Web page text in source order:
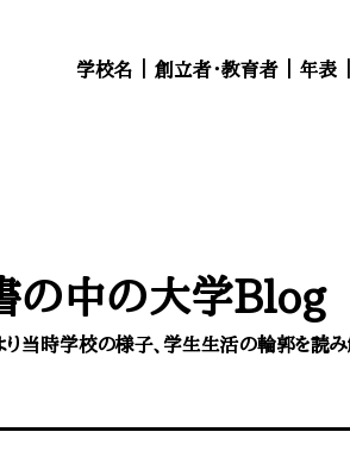
学校名 創立者・教育者 年表
の中の大学Blog
当時学校の様子、学生生活の輪郭を読み